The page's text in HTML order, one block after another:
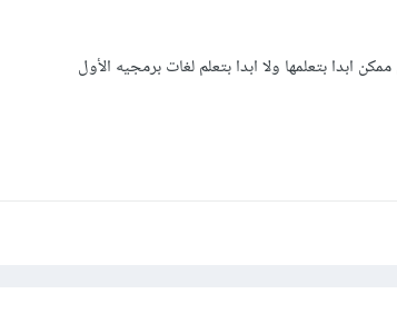
ابدا بتعلمها ولا ابدا بتعلم لغات برمجيه الأول